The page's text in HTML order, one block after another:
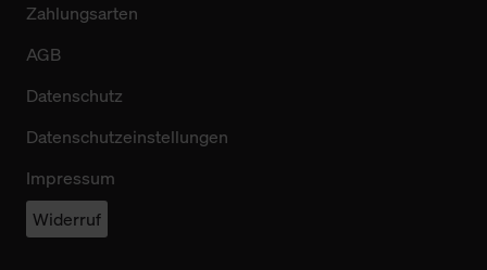
Zahlungsarten
AGB
Datenschutz
Datenschutzeinstellungen
Impressum
Widerruf